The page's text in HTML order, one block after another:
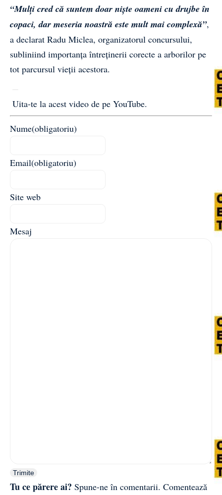
“Mulți cred că suntem doar niște oameni cu drujbe în
copaci, dar meseria noastră este mult mai complexă”,
a declarat Radu Miclea, organizatorul concursului,
subliniind importanța întreținerii corecte a arborilor pe
tot parcursul vieții acestora.
Uita-te la acest video de pe YouTube.
Nume(obligatoriu)
Email(obligatoriu)
Site web
Mesaj
Trimite
Tu ce părere ai? Spune-ne în comentarii. Comentează